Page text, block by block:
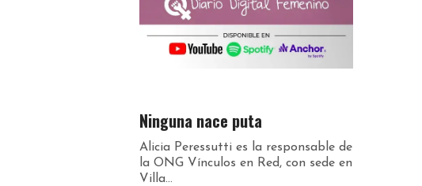
Ninguna nace puta
Alicia Peressutti es la responsable de
la ONG Vínculos en Red, con sede en
Villa...